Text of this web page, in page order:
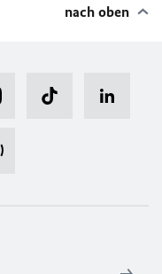
nach oben